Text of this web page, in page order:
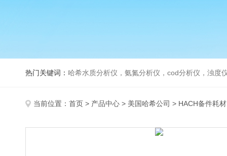
热门关键词： 哈希水质分析仪，氨氮分析仪，cod分析仪，浊度
当前位置： 首页 > 产品中心 > 美国哈希公司 > HACH备件耗材